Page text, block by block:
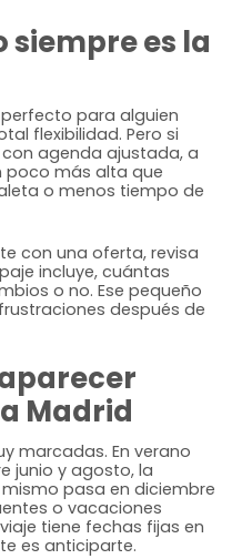
siempre es la
para alguien
flexibilidad. Pero si
agenda ajustada, a
poco más alta que
o menos tiempo de
con una oferta, revisa
incluye, cuántas
o no. Ese pequeño
después de
Madrid
marcadas. En verano
junio y agosto, la
pasa en diciembre
o vacaciones
tiene fechas fijas en
es anticiparte.